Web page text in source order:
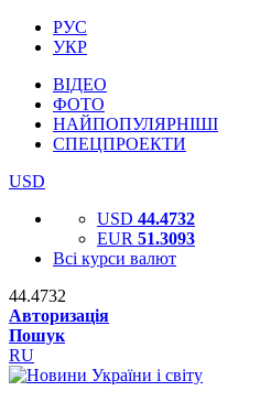
РУС
УКР
ВІДЕО
ФОТО
НАЙПОПУЛЯРНІШІ
СПЕЦПРОЕКТИ
USD
USD 44.4732
EUR 51.3093
Всі курси валют
44.4732
Авторизація
Пошук
RU